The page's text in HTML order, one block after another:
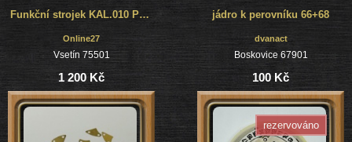
Funkční strojek KAL.010 Postpartak
Online27
Vsetín 75501
1 200 Kč
jádro k perovníku 66+68
dvanact
Boskovice 67901
100 Kč
rezervováno